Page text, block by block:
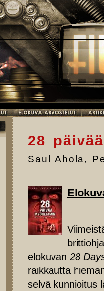
28
Saul Ahola,
elokuvan 28
raikkautta
selvä kunnioitus